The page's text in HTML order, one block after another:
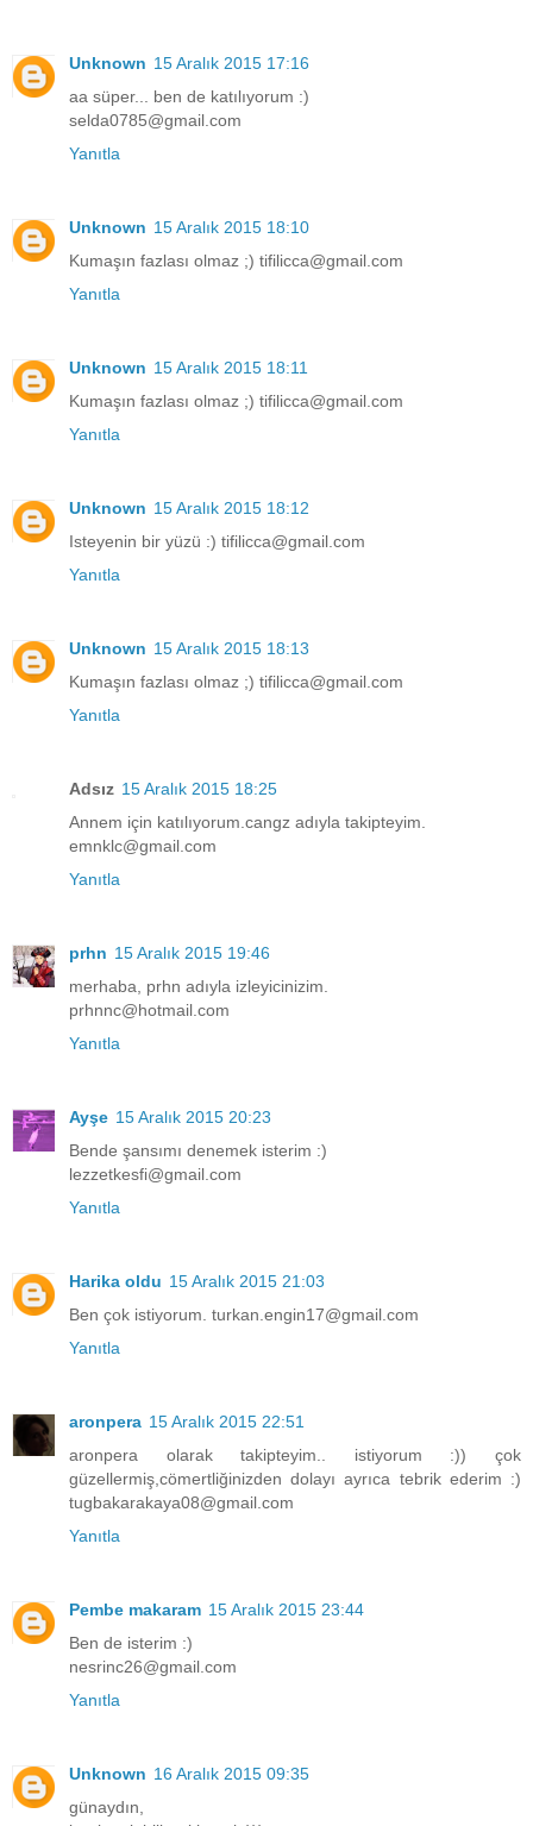
Unknown 15 Aralık 2015 17:16
aa süper... ben de katılıyorum :)
selda0785@gmail.com
Yanıtla
Unknown 15 Aralık 2015 18:10
Kumaşın fazlası olmaz ;) tifilicca@gmail.com
Yanıtla
Unknown 15 Aralık 2015 18:11
Kumaşın fazlası olmaz ;) tifilicca@gmail.com
Yanıtla
Unknown 15 Aralık 2015 18:12
Isteyenin bir yüzü :) tifilicca@gmail.com
Yanıtla
Unknown 15 Aralık 2015 18:13
Kumaşın fazlası olmaz ;) tifilicca@gmail.com
Yanıtla
Adsız 15 Aralık 2015 18:25
Annem için katılıyorum.cangz adıyla takipteyim.
emnklc@gmail.com
Yanıtla
prhn 15 Aralık 2015 19:46
merhaba, prhn adıyla izleyicinizim.
prhnnc@hotmail.com
Yanıtla
Ayşe 15 Aralık 2015 20:23
Bende şansımı denemek isterim :)
lezzetkesfi@gmail.com
Yanıtla
Harika oldu 15 Aralık 2015 21:03
Ben çok istiyorum. turkan.engin17@gmail.com
Yanıtla
aronpera 15 Aralık 2015 22:51
aronpera olarak takipteyim.. istiyorum :)) çok
güzellermiş,cömertliğinizden dolayı ayrıca tebrik ederim :)
tugbakarakaya08@gmail.com
Yanıtla
Pembe makaram 15 Aralık 2015 23:44
Ben de isterim :)
nesrinc26@gmail.com
Yanıtla
Unknown 16 Aralık 2015 09:35
günaydın,